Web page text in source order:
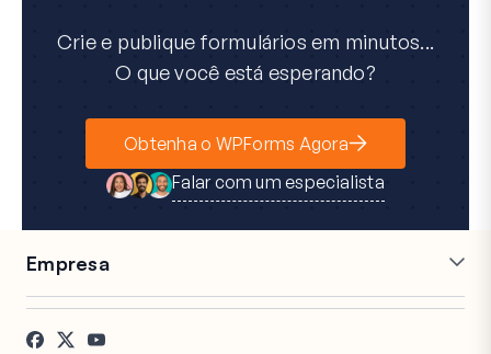
Crie e publique formulários em minutos...
O que você está esperando?
Obtenha o WPForms Agora
Falar com um especialista
Empresa
Carreiras
Depoimentos
Afiliados